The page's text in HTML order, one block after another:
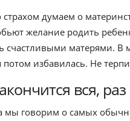
страхом думаем о
желание родить
матерями. В
избавилась. Не
вся, раз
говорим о самых